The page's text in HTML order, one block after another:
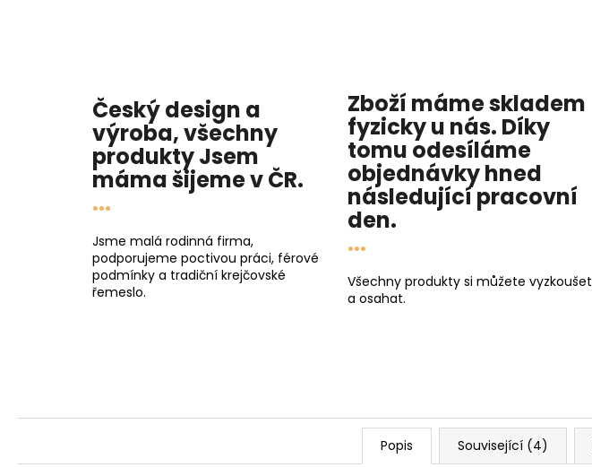
Český design a
výroba, všechny
produktyJsem
mámašijeme v ČR.
...
Jsme malá rodinná firma,
podporujeme poctivou práci, férové
podmínky a tradiční krejčovské
řemeslo.
Zboží máme skladem
fyzicky u nás. Díky
tomu odesíláme
objednávky hned
následující pracovní
den.
...
Všechny produkty si můžete vyzkoušet
a osahat.
Popis Související (4)